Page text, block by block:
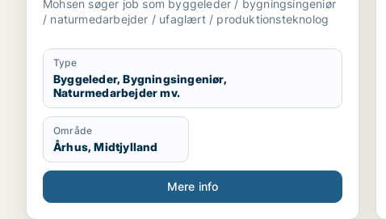
Mohsen søger job som byggeleder / bygningsingeniør
/ naturmedarbejder / ufaglært / produktionsteknolog
Type
Byggeleder, Bygningsingeniør,
Naturmedarbejder mv.
Område
Århus, Midtjylland
Mere info